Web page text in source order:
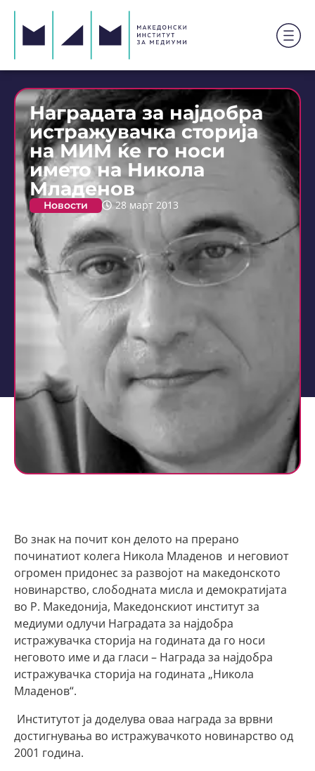
Наградата за најдобра
истражувачка сторија
на МИМ ќе го носи
името на Никола
Младенов
Новости 28 март 2013
Во знак на почит кон делото на прерано
починатиот колега Никола Младенов и неговиот
огромен придонес за развојот на македонското
новинарство, слободната мисла и демократијата
во Р. Македонија, Македонскиот институт за
медиуми одлучи Наградата за најдобра
истражувачка сторија на годината да го носи
неговото име и да гласи – Награда за најдобра
истражувачка сторија на годината „Никола
Младенов“.
Институтот ја доделува оваа награда за врвни
достигнувања во истражувачкото новинарство од
2001 година.